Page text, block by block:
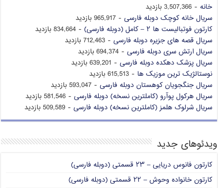
خانه - 3,507,366 بازدید
سریال خانه کوچک دوبله فارسی - 965,917 بازدید
کارتون فوتبالیست ها ۲ – کامل (دوبله فارسی)
- 834,664 بازدید
سریال قصه های جزیره دوبله فارسی - 712,463 بازدید
سریال ارتش سری دوبله فارسی - 694,374 بازدید
سریال پزشک دهکده دوبله فارسی - 639,201 بازدید
نوستالژیک ترین موزیک ها - 615,513 بازدید
سریال جنگجویان کوهستان دوبله فارسی - 593,047 بازدید
سریال هرکول پوآرو (کاملترین نسخه) دوبله فارسی - 581,546 بازدید
سریال شرلوک هلمز (کاملترین نسخه) دوبله فارسی - 509,589 بازدید
ویدئوهای جدید
کارتون فانوس دریایی – ۲۳ قسمتی (دوبله فارسی)
کارتون خانواده وحوش – ۲۲ قسمتی (دوبله فارسی)